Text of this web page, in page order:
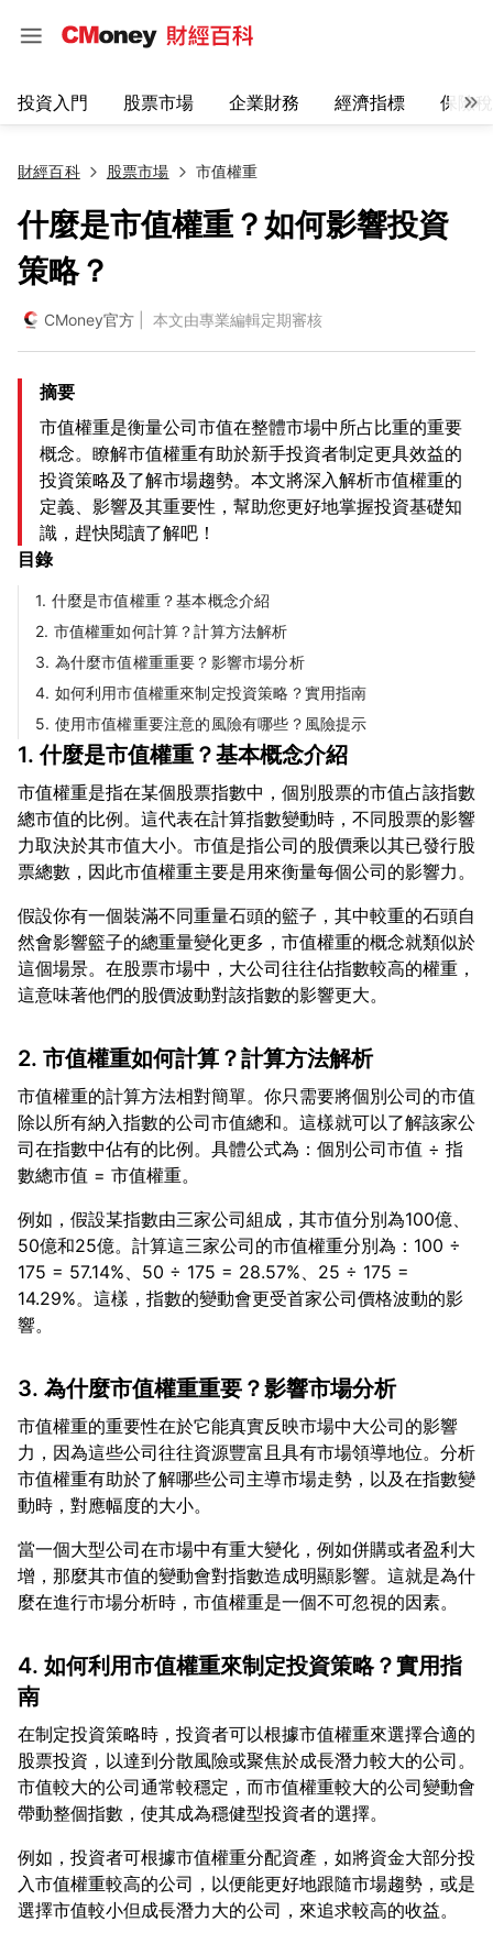
投資入門 股票市場 企業財務 經濟指標 保險
財經百科 股票市場 市值權重
什麼是市值權重？如何影響投資
策略？
CMoney官方 | 本文由專業編輯定期審核
摘要
市值權重是衡量公司市值在整體市場中所占比重的重要
概念。瞭解市值權重有助於新手投資者制定更具效益的
投資策略及了解市場趨勢。本文將深入解析市值權重的
定義、影響及其重要性，幫助您更好地掌握投資基礎知
識，趕快閱讀了解吧！
目錄
1. 什麼是市值權重？基本概念介紹
2. 市值權重如何計算？計算方法解析
3. 為什麼市值權重重要？影響市場分析
4. 如何利用市值權重來制定投資策略？實用指南
5. 使用市值權重要注意的風險有哪些？風險提示
1. 什麼是市值權重？基本概念介紹
市值權重是指在某個股票指數中，個別股票的市值占該指數
總市值的比例。這代表在計算指數變動時，不同股票的影響
力取決於其市值大小。市值是指公司的股價乘以其已發行股
假設你有一個裝滿不同重量石頭的籃子，其中較重的石頭自
然會影響籃子的總重量變化更多，市值權重的概念就類似於
這個場景。在股票市場中，大公司往往佔指數較高的權重，
2. 市值權重如何計算？計算方法解析
市值權重的計算方法相對簡單。你只需要將個別公司的市值
除以所有納入指數的公司市值總和。這樣就可以了解該家公
司在指數中佔有的比例。具體公式為：個別公司市值 ÷ 指
例如，假設某指數由三家公司組成，其市值分別為100億、
50億和25億。計算這三家公司的市值權重分別為：100 ÷
175 = 57.14%、50 ÷ 175 = 28.57%、25 ÷ 175 =
14.29%。這樣，指數的變動會更受首家公司價格波動的影
3. 為什麼市值權重重要？影響市場分析
市值權重的重要性在於它能真實反映市場中大公司的影響
力，因為這些公司往往資源豐富且具有市場領導地位。分析
市值權重有助於了解哪些公司主導市場走勢，以及在指數變
當一個大型公司在市場中有重大變化，例如併購或者盈利大
增，那麼其市值的變動會對指數造成明顯影響。這就是為什
4. 如何利用市值權重來制定投資策略？實用指
南
在制定投資策略時，投資者可以根據市值權重來選擇合適的
股票投資，以達到分散風險或聚焦於成長潛力較大的公司。
市值較大的公司通常較穩定，而市值權重較大的公司變動會
例如，投資者可根據市值權重分配資產，如將資金大部分投
入市值權重較高的公司，以便能更好地跟隨市場趨勢，或是